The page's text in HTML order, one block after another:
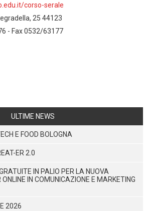
corso-serale
25 44123
- Fax 0532/63177
ULTIME NEWS
E FOOD BOLOGNA
ER 2.0
IN PALIO PER LA NUOVA
IN COMUNICAZIONE E MARKETING
2026